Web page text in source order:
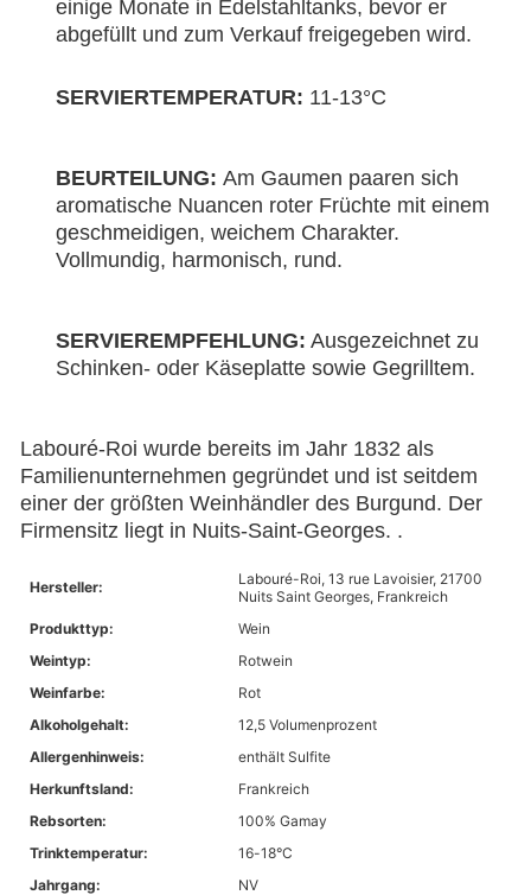
einige Monate in Edelstahltanks, bevor er
abgefüllt und zum Verkauf freigegeben wird.
SERVIERTEMPERATUR: 11-13°C
BEURTEILUNG: Am Gaumen paaren sich
aromatische Nuancen roter Früchte mit einem
geschmeidigen, weichem Charakter.
Vollmundig, harmonisch, rund.
SERVIEREMPFEHLUNG: Ausgezeichnet zu
Schinken- oder Käseplatte sowie Gegrilltem.
Labouré-Roi wurde bereits im Jahr 1832 als
Familienunternehmen gegründet und ist seitdem
einer der größten Weinhändler des Burgund. Der
Firmensitz liegt in Nuits-Saint-Georges. .
Hersteller:
Labouré-Roi, 13 rue Lavoisier, 21700
Nuits Saint Georges, Frankreich
Produkttyp:
Wein
Weintyp:
Rotwein
Weinfarbe:
Rot
Alkoholgehalt:
12,5 Volumenprozent
Allergenhinweis:
enthält Sulfite
Herkunftsland:
Frankreich
Rebsorten:
100% Gamay
Trinktemperatur:
16-18°C
Jahrgang:
NV